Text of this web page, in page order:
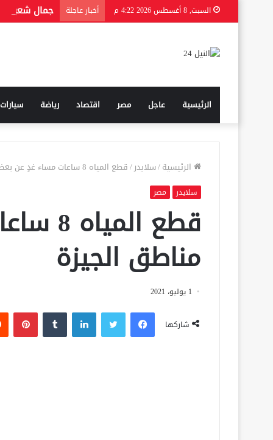
السبت, 8 أغسطس 2026 4:22 م أخبار عاجلة
الرئيسية عاجل مصر اقتصاد رياضة سيارات
الرئيسية/سلايدر/قطع المياه 8 ساعات مساء غدٍ عن بعض مناطق الجيزة
سلايدر مصر
قطع
مناطق الجيزة
1 يوليو، 2021
شاركها
فيسبوك لينكدإن بينتيريست